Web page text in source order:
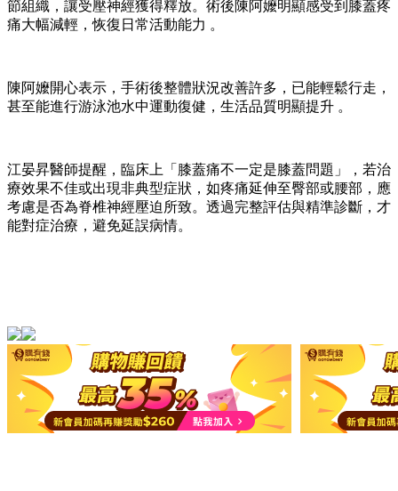
節組織，讓受壓神經獲得釋放。術後陳阿嬤明顯感受到膝蓋疼
痛大幅減輕，恢復日常活動能力 。
陳阿嬤開心表示，手術後整體狀況改善許多，已能輕鬆行走，
甚至能進行游泳池水中運動復健，生活品質明顯提升 。
江晏昇醫師提醒，臨床上「膝蓋痛不一定是膝蓋問題」，若治
療效果不佳或出現非典型症狀，如疼痛延伸至臀部或腰部，應
考慮是否為脊椎神經壓迫所致。透過完整評估與精準診斷，才
能對症治療，避免延誤病情。